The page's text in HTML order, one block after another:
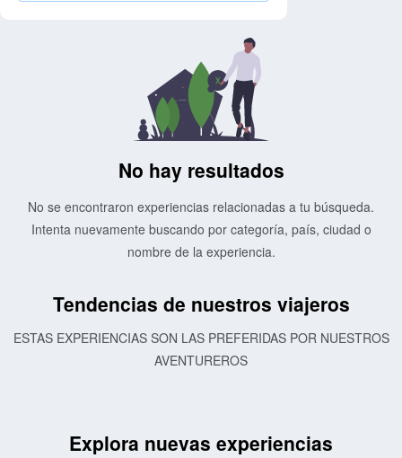
No hay resultados
No se encontraron experiencias relacionadas a tu búsqueda.
Intenta nuevamente buscando por categoría, país, ciudad o
nombre de la experiencia.
Tendencias de nuestros viajeros
ESTAS EXPERIENCIAS SON LAS PREFERIDAS POR NUESTROS
AVENTUREROS
Explora nuevas experiencias